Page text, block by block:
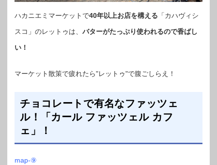
ハカニエミマーケットで40年以上お店を構える 「カハヴィシ
スコ」のレットゥは、 バターがたっぷり使われるので香ばし
い！
マーケット散策で疲れたら"レットゥ"で腹ごしらえ！
チョコレートで有名なファッツェ
ル！「カール ファッツェル カフ
ェ」！
map-⑨